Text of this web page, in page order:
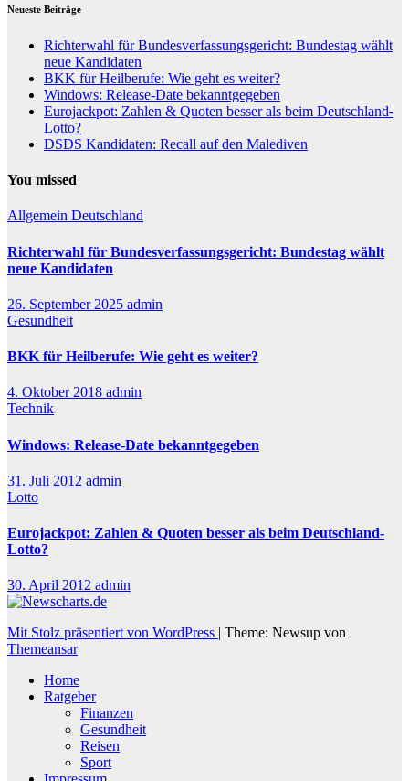
Neueste Beiträge
Richterwahl für Bundesverfassungsgericht: Bundestag wählt
neue Kandidaten
BKK für Heilberufe: Wie geht es weiter?
Windows: Release-Date bekanntgegeben
Eurojackpot: Zahlen & Quoten besser als beim Deutschland-
Lotto?
DSDS Kandidaten: Recall auf den Malediven
You missed
Allgemein Deutschland
Richterwahl für Bundesverfassungsgericht: Bundestag wählt
neue Kandidaten
26. September 2025 admin
Gesundheit
BKK für Heilberufe: Wie geht es weiter?
4. Oktober 2018 admin
Technik
Windows: Release-Date bekanntgegeben
31. Juli 2012 admin
Lotto
Eurojackpot: Zahlen & Quoten besser als beim Deutschland-
Lotto?
30. April 2012 admin
Mit Stolz präsentiert von WordPress | Theme: Newsup von
Themeansar
Home
Ratgeber
Finanzen
Gesundheit
Reisen
Sport